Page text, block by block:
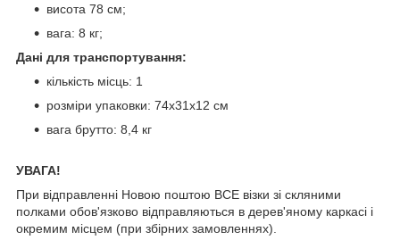
висота 78 см;
вага: 8 кг;
Дані для транспортування:
кількість місць: 1
розміри упаковки: 74х31х12 см
вага брутто: 8,4 кг
УВАГА!
При відправленні Новою поштою ВСЕ візки зі скляними
полками обов'язково відправляються в дерев'яному каркасі і
окремим місцем (при збірних замовленнях).